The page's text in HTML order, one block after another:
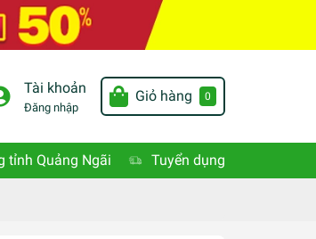
Tài khoản
Đăng nhập
Giỏ hàng 0
tỉnh Quảng Ngãi Tuyển dụng